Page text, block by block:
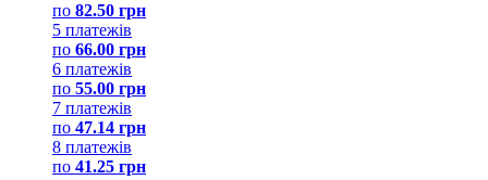
по 82.50 грн
5 платежів
по 66.00 грн
6 платежів
по 55.00 грн
7 платежів
по 47.14 грн
8 платежів
по 41.25 грн